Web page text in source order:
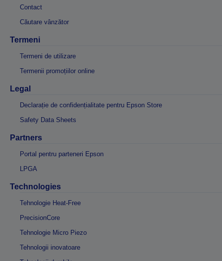
Contact
Căutare vânzător
Termeni
Termeni de utilizare
Termenii promoțiilor online
Legal
Declarație de confidențialitate pentru Epson Store
Safety Data Sheets
Partners
Portal pentru parteneri Epson
LPGA
Technologies
Tehnologie Heat-Free
PrecisionCore
Tehnologie Micro Piezo
Tehnologii inovatoare